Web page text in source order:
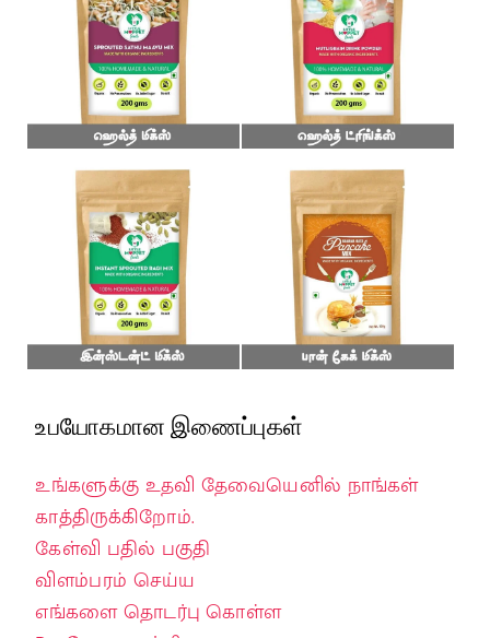
உபயோகமான இணைப்புகள்
உங்களுக்கு உதவி தேவையெனில் நாங்கள்
காத்திருக்கிறோம்.
கேள்வி பதில் பகுதி
விளம்பரம் செய்ய
எங்களை தொடர்பு கொள்ள